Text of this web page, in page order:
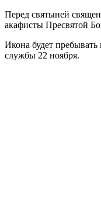
Перед святыней
акафисты Пресвятой
Икона будет
службы 22 ноября.